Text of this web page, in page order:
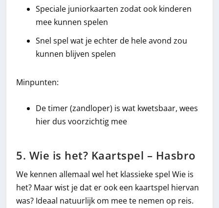
Speciale juniorkaarten zodat ook kinderen
mee kunnen spelen
Snel spel wat je echter de hele avond zou
kunnen blijven spelen
Minpunten:
De timer (zandloper) is wat kwetsbaar, wees
hier dus voorzichtig mee
5. Wie is het? Kaartspel – Hasbro
We kennen allemaal wel het klassieke spel Wie is
het? Maar wist je dat er ook een kaartspel hiervan
was? Ideaal natuurlijk om mee te nemen op reis.